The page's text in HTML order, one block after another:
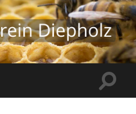
Kreisimkerverein
Diepholz